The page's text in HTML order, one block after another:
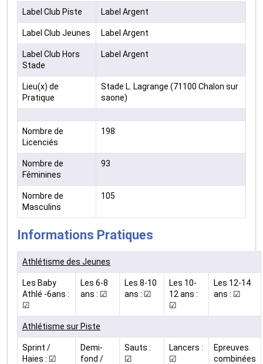
Label Club Piste Label Argent
Label Club Jeunes Label Argent
Label Club Hors
Stade
Label Argent
Lieu(x) de
Pratique
Stade L. Lagrange (71100 Chalon sur
saone)
Nombre de
Licenciés
198
Nombre de
Féminines
93
Nombre de
Masculins
105
Informations Pratiques
Athlétisme des Jeunes
Les Baby
Athlé -6ans :
☑
Les 6-8
ans : ☑
Les 8-10
ans : ☑
Les 10-
12 ans :
☑
Les 12-14
ans : ☑
Athlétisme sur Piste
Sprint /
Haies : ☑
Demi-
fond /
Sauts :
☑
Lancers :
☑
Epreuves
combinées